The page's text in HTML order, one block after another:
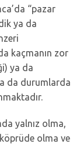
“pazar
ya da
kaçmanın zor
ya da
da durumlarda
yalnız olma,
olma ve